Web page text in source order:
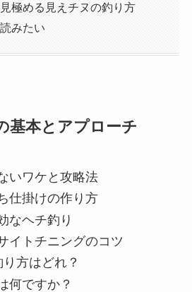
極める見えチヌの釣り方
みたい
基本とアプローチ
いワケと攻略法
仕掛けの作り方
なヘチ釣り
イトチニングのコツ
方はどれ？
何ですか？